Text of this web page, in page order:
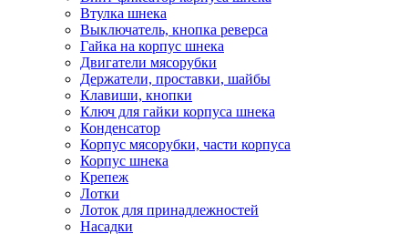
Втулка шнека
Выключатель, кнопка реверса
Гайка на корпус шнека
Двигатели мясорубки
Держатели, проставки, шайбы
Клавиши, кнопки
Ключ для гайки корпуса шнека
Конденсатор
Корпус мясорубки, части корпуса
Корпус шнека
Крепеж
Лотки
Лоток для принадлежностей
Насадки